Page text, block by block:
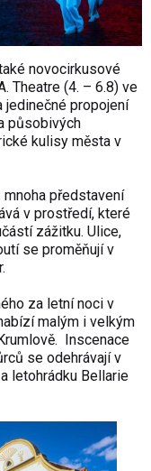
novocirkusové
Theatre (4. – 6.8) ve
jedinečné propojení
působivých
kulisy města v
představení
v prostředí, které
zážitku. Ulice,
se proměňují v
za letní noci v
malým i velkým
Inscenace
se odehrávají v
letohrádku Bellarie